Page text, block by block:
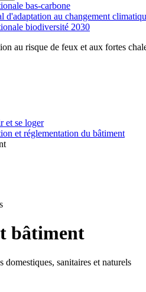
bas-carbone
d'adaptation au changement
biodiversité 2030
au risque de feux et aux fortes
et se loger
et réglementation du bâtiment
bâtiment
domestiques, sanitaires et naturels